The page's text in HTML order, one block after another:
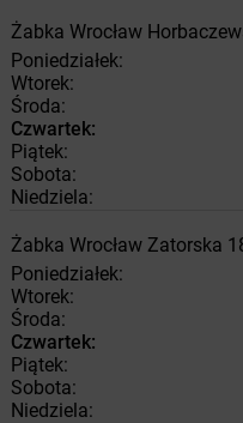
Żabka Wrocław
Poniedziałek:
Wtorek:
Środa:
Czwartek:
Piątek:
Sobota:
Niedziela:
Żabka Wrocław Zatorska
Poniedziałek:
Wtorek:
Środa:
Czwartek:
Piątek:
Sobota:
Niedziela: